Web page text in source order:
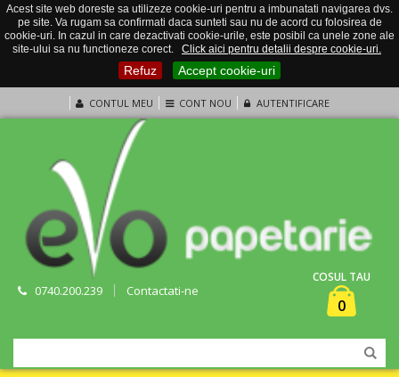
Acest site web doreste sa utilizeze cookie-uri pentru a imbunatati navigarea dvs.
pe site. Va rugam sa confirmati daca sunteti sau nu de acord cu folosirea de
cookie-uri. In cazul in care dezactivati cookie-urile, este posibil ca unele zone ale
site-ului sa nu functioneze corect.
Click aici pentru detalii despre cookie-uri.
Refuz Accept cookie-uri
CONTUL MEU CONT NOU AUTENTIFICARE
0740.200.239 Contactati-ne
COSUL TAU
0